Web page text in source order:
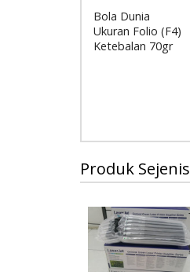
Bola Dunia
Ukuran Folio (F4)
Ketebalan 70gr
Produk Sejenis